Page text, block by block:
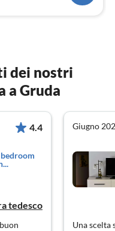
dei nostri
a Gruda
4.4
tedesco
Giugno
Una scelta